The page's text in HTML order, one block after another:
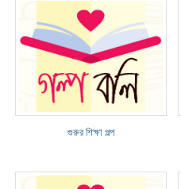
গুরুর শিক্ষা গল্প